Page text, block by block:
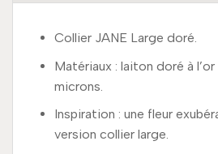
Collier JANE Large doré.
Matériaux : laiton doré à l’or
microns.
Inspiration : une fleur
version collier large.